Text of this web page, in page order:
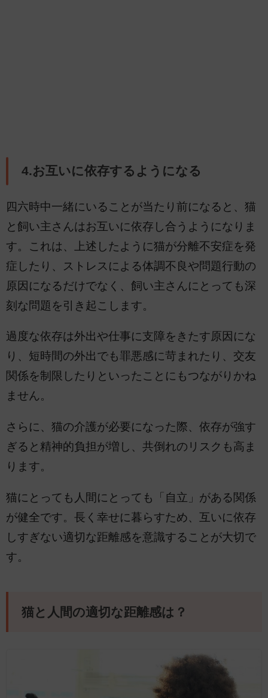
4.お互いに依存するようになる
四六時中一緒にいることが当たり前になると、猫
と飼い主さんはお互いに依存し合うようになりま
す。これは、上述したように猫が分離不安症を発
症したり、ストレスによる体調不良や問題行動の
原因になるだけでなく、飼い主さんにとっても深
刻な問題を引き起こします。
過度な依存は外出や仕事に支障をきたす原因にな
り、短時間の外出でも罪悪感に苛まれたり、交友
関係を制限したりといったことにもつながりかね
ません。
さらに、猫の介護が必要になった際、依存が強す
ぎると精神的負担が増し、共倒れのリスクも高ま
ります。
猫にとっても人間にとっても「自立」がある関係
が健全です。長く幸せに暮らすため、互いに依存
しすぎない適切な距離感を意識することが大切で
す。
猫と人間の適切な距離感は？